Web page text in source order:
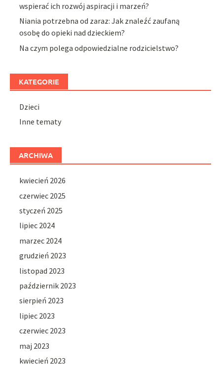
wspierać ich rozwój aspiracji i marzeń?
Niania potrzebna od zaraz: Jak znaleźć zaufaną
osobę do opieki nad dzieckiem?
Na czym polega odpowiedzialne rodzicielstwo?
KATEGORIE
Dzieci
Inne tematy
ARCHIWA
kwiecień 2026
czerwiec 2025
styczeń 2025
lipiec 2024
marzec 2024
grudzień 2023
listopad 2023
październik 2023
sierpień 2023
lipiec 2023
czerwiec 2023
maj 2023
kwiecień 2023